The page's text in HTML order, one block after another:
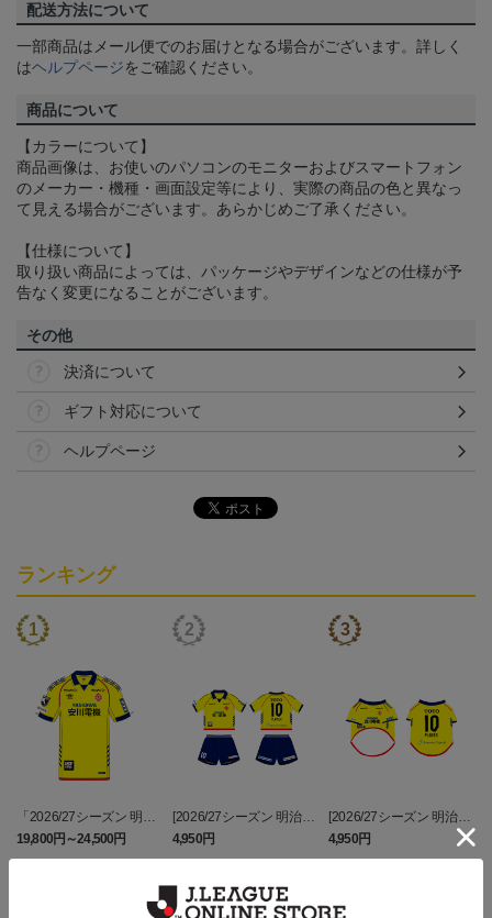
配送方法について
一部商品はメール便でのお届けとなる場合がございます。詳しく
はヘルプページをご確認ください。
商品について
【カラーについて】
商品画像は、お使いのパソコンのモニターおよびスマートフォン
のメーカー・機種・画面設定等により、実際の商品の色と異なっ
て見える場合がございます。あらかじめご了承ください。
【仕様について】
取り扱い商品によっては、パッケージやデザインなどの仕様が予
告なく変更になることがございます。
その他
決済について
ギフト対応について
ヘルプページ
ランキング
「2026/27シーズン 明治
安田J3リーグ」オーセン
ティックユニフォームFP
19,800円～24,500円
[2026/27シーズン 明治安
田J3リーグ]ベビーユニフ
ォーム上下セット(FP1st
4,950円
[2026/27シーズン 明治安
田J3リーグ]ドッグシャツ
小型犬用(FP1stデザイン)
4,950円